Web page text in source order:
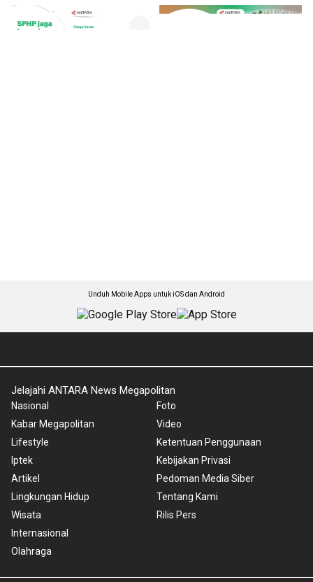
Unduh Mobile Apps untuk iOS dan Android
Jelajahi ANTARA News Megapolitan
Nasional
Kabar Megapolitan
Lifestyle
Iptek
Artikel
Lingkungan Hidup
Wisata
Internasional
Olahraga
Foto
Video
Ketentuan Penggunaan
Kebijakan Privasi
Pedoman Media Siber
Tentang Kami
Rilis Pers